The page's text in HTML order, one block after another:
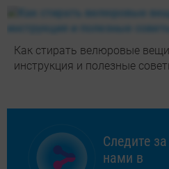
Как стирать велюровые
инструкция и полезные
Следите за
нами в